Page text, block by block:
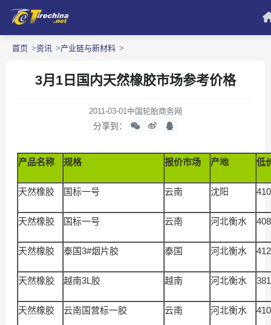
首页 资讯 产业链与新材料
3月1日国内天然橡胶市场参考价格
2011-03-01中国轮胎商务网
分享到：
产品名称 规格 报价市场 产地 低
天然橡胶 国标一号 云南 沈阳
天然橡胶 国标一号 云南 河北衡水
天然橡胶 泰国3#烟片胶 泰国 河北衡水
天然橡胶 越南3L胶 越南 河北衡水
天然橡胶 云南国营标一胶 云南 河北衡水